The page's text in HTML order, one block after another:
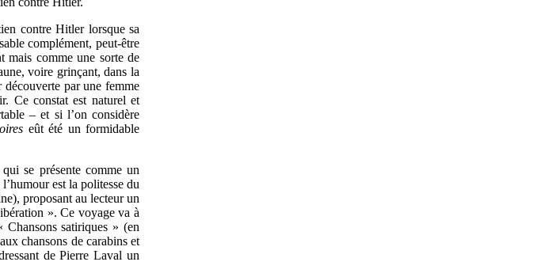
contre Hitler lorsque sa
complément, peut-être
mais comme une sorte de
voire grinçant, dans la
par une femme
Ce constat est naturel et
– et si l’on considère
eût été un formidable
qui se présente comme un
est la politesse du
proposant au lecteur un
». Ce voyage va à
satiriques » (en
chansons de carabins et
de Pierre Laval un